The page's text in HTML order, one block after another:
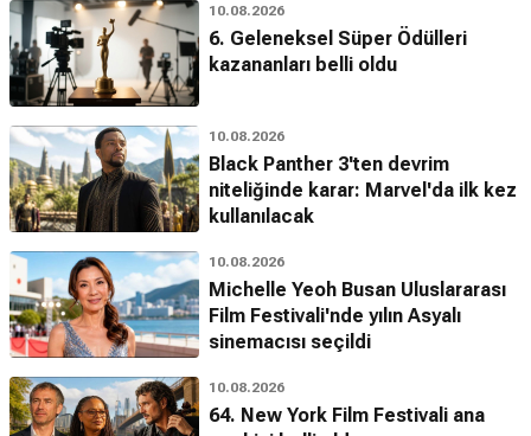
10.08.2026
6. Geleneksel Süper Ödülleri
kazananları belli oldu
10.08.2026
Black Panther 3'ten devrim
niteliğinde karar: Marvel'da ilk kez
kullanılacak
10.08.2026
Michelle Yeoh Busan Uluslararası
Film Festivali'nde yılın Asyalı
sinemacısı seçildi
10.08.2026
64. New York Film Festivali ana